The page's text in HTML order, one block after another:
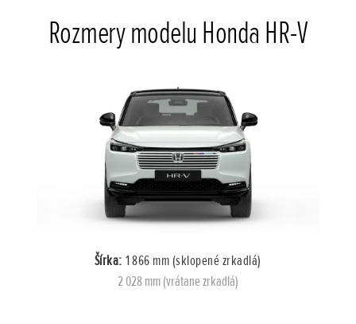
Rozmery modelu Honda HR-V
Šírka: 1 866 mm (sklopené zrkadlá)
2 028 mm (vrátane zrkadlá)